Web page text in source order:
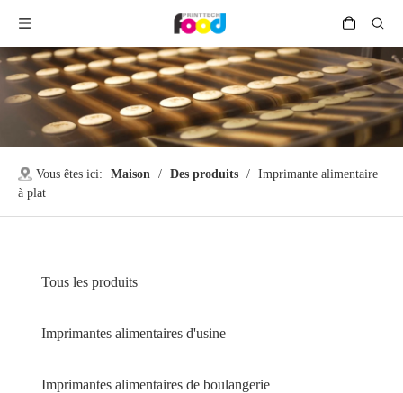
Vous êtes ici: Maison / Des produits / Imprimante alimentaire
à plat
Tous les produits
Imprimantes alimentaires d'usine
Imprimantes alimentaires de boulangerie